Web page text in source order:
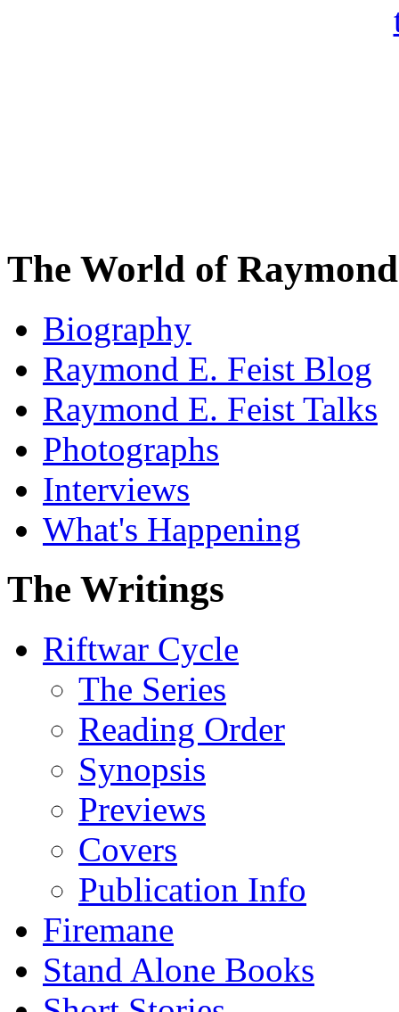
The World of
Biography
Raymond E. Feist Blog
Raymond E. Feist Talks
Photographs
Interviews
What's Happening
The Writings
Riftwar Cycle
The Series
Reading Order
Synopsis
Previews
Covers
Publication Info
Firemane
Stand Alone Books